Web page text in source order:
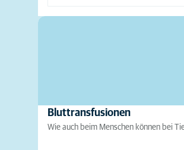
Bluttransfusionen
Wie auch beim Menschen können bei